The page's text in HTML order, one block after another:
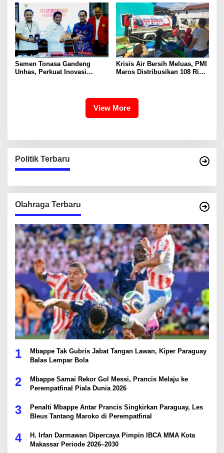
Semen Tonasa Gandeng
Unhas, Perkuat Inovasi
Krisis Air Bersih Meluas, PMI
Maros Distribusikan 108 Ribu
View More
Politik Terbaru
Olahraga Terbaru
1
Mbappe Tak Gubris Jabat Tangan Lawan, Kiper Paraguay
Balas Lempar Bola
2
Mbappe Samai Rekor Gol Messi, Prancis Melaju ke
Perempatfinal Piala Dunia 2026
3
Penalti Mbappe Antar Prancis Singkirkan Paraguay, Les
Bleus Tantang Maroko di Perempatfinal
4
H. Irfan Darmawan Dipercaya Pimpin IBCA MMA Kota
Makassar Periode 2026–2030